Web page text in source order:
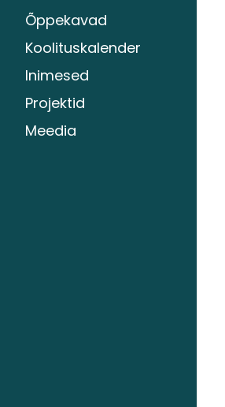
Õppekavad
Koolituskalender
Inimesed
Projektid
Meedia